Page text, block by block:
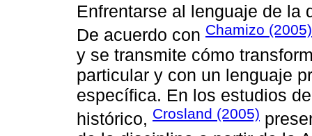
Enfrentarse al lenguaje de la
De acuerdo con Chamizo (2005)
y se transmite cómo
particular y con un lenguaje
específica. En los estudios
histórico, Crosland (2005)